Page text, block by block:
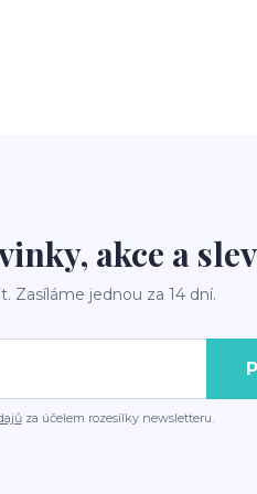
akce a
Zasíláme jednou za 14 dní.
za účelem rozesílky newsletteru.